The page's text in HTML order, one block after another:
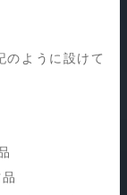
のように設けて